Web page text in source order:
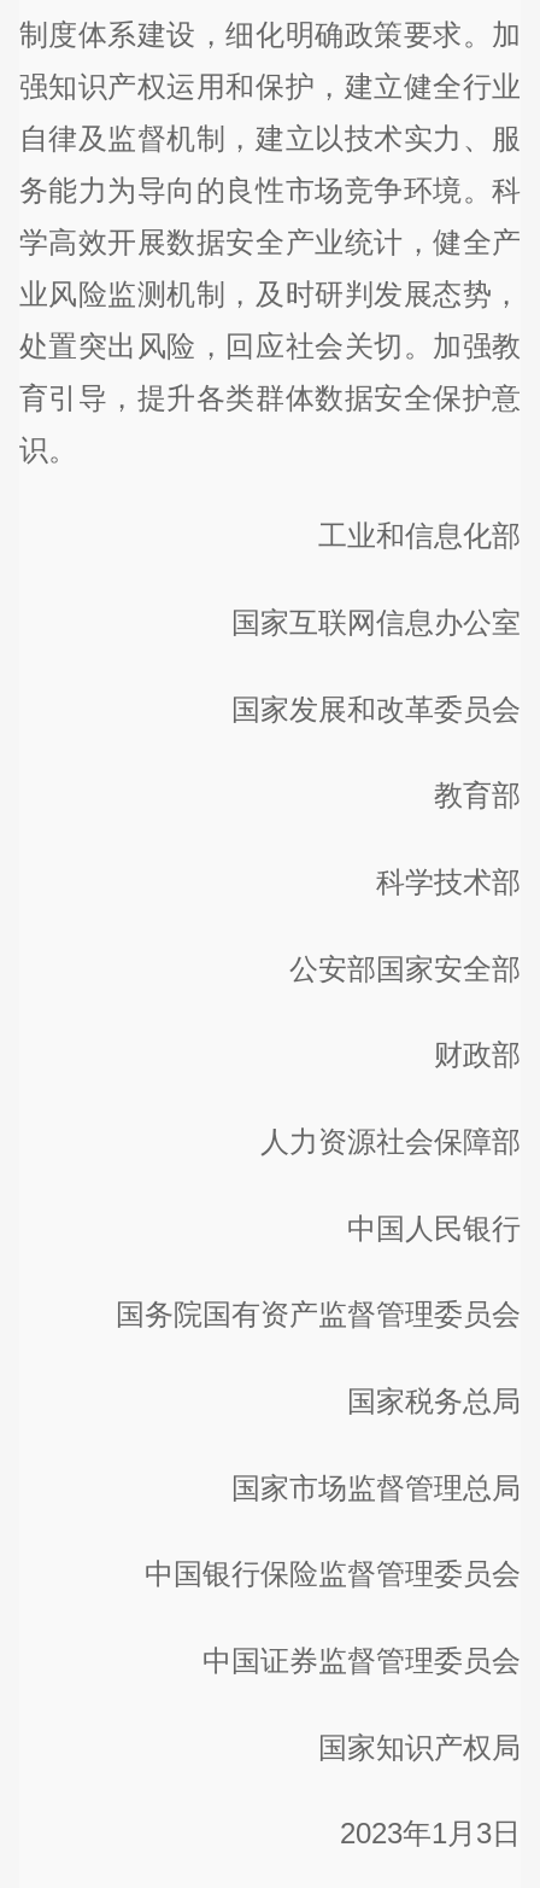
制度体系建设，细化明确政策要求。加
强知识产权运用和保护，建立健全行业
自律及监督机制，建立以技术实力、服
务能力为导向的良性市场竞争环境。科
学高效开展数据安全产业统计，健全产
业风险监测机制，及时研判发展态势，
处置突出风险，回应社会关切。加强教
育引导，提升各类群体数据安全保护意
识。
工业和信息化部
国家互联网信息办公室
国家发展和改革委员会
教育部
科学技术部
公安部国家安全部
财政部
人力资源社会保障部
中国人民银行
国务院国有资产监督管理委员会
国家税务总局
国家市场监督管理总局
中国银行保险监督管理委员会
中国证券监督管理委员会
国家知识产权局
2023年1月3日